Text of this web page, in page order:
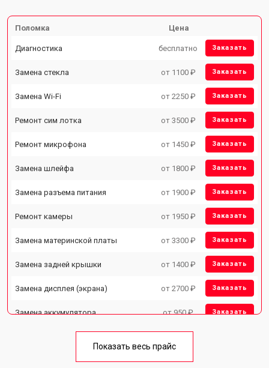
Поломка Цена
Диагностика бесплатно Заказать
Замена стекла от 1100 ₽ Заказать
Замена Wi-Fi от 2250 ₽ Заказать
Ремонт сим лотка от 3500 ₽ Заказать
Ремонт микрофона от 1450 ₽ Заказать
Замена шлейфа от 1800 ₽ Заказать
Замена разъема питания от 1900 ₽ Заказать
Ремонт камеры от 1950 ₽ Заказать
Замена материнской платы от 3300 ₽ Заказать
Замена задней крышки от 1400 ₽ Заказать
Замена дисплея (экрана) от 2700 ₽ Заказать
Замена аккумулятора от 950 ₽ Заказать
Ремонт цепи питания от 3200 ₽
Показать весь прайс